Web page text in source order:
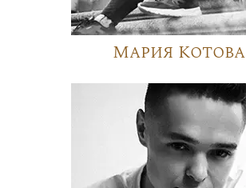
Мария Котова